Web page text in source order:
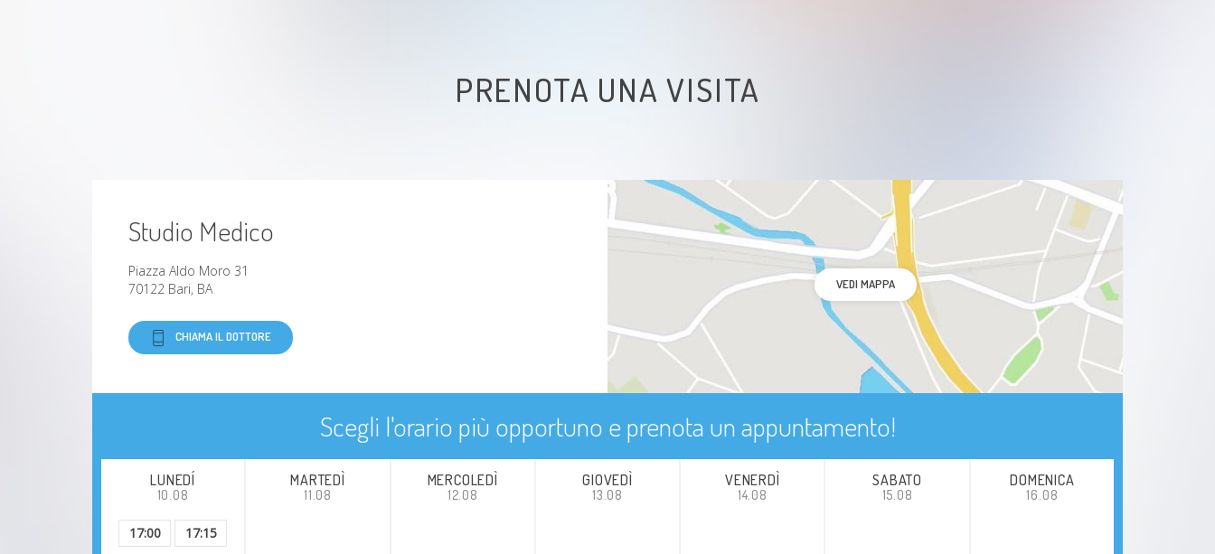
PRENOTA UNA VISITA
Studio Medico
Piazza Aldo Moro 31
70122 Bari, BA
CHIAMA IL DOTTORE
VEDI MAPPA
Scegli l'orario più opportuno e prenota un appuntamento!
LUNEDÍ
10.08
17:00 17:15
MARTEDÌ
11.08
MERCOLEDÌ
12.08
GIOVEDÌ
13.08
VENERDÌ
14.08
SABATO
15.08
DOMENICA
16.08